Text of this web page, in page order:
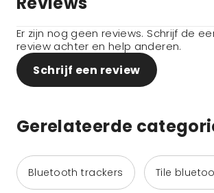
Er zijn nog geen reviews. Schrijf de
review achter en help anderen.
Schrijf een review
Gerelateerde
Bluetooth trackers Tile